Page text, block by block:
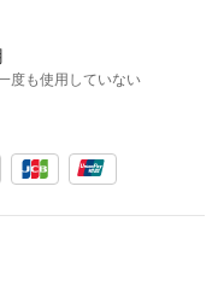
度も使用していない